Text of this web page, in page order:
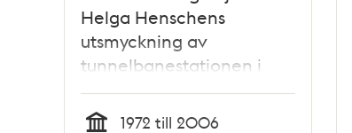
Helga Henschens
utsmyckning av
tunnelbanestationen i
Tensta / redaktör: Barbro
Werkmäster
1972 till 2006